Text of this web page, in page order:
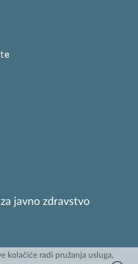
javno zdravstvo
kolačiće radi pružanja usluga,